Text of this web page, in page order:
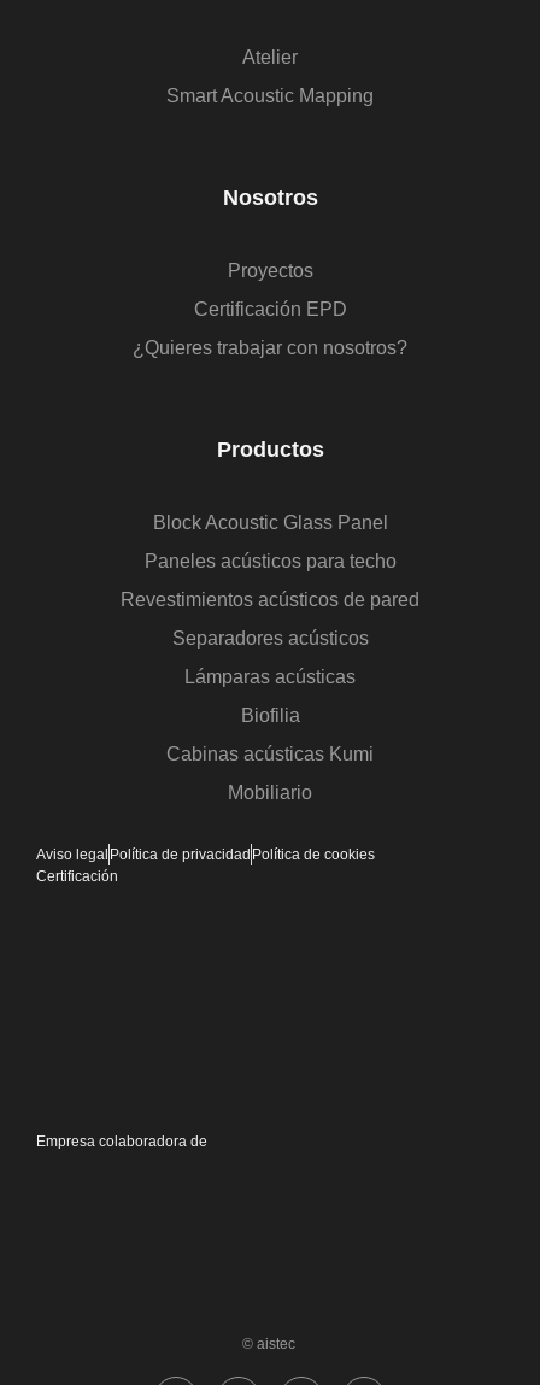
Atelier
Smart Acoustic Mapping
Nosotros
Proyectos
Certificación EPD
¿Quieres trabajar con nosotros?
Productos
Block Acoustic Glass Panel
Paneles acústicos para techo
Revestimientos acústicos de pared
Separadores acústicos
Lámparas acústicas
Biofilia
Cabinas acústicas Kumi
Mobiliario
© aistec
Empresa colaboradora de
Aviso legal Política de privacidad Política de cookies
Certificación